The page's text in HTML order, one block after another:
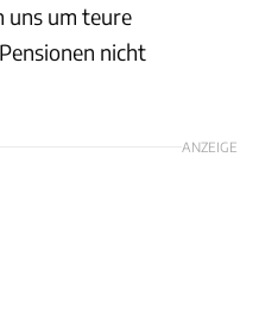
uns um teure
nicht
ANZEIGE